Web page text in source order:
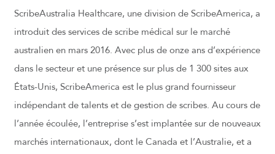
ScribeAustralia Healthcare, une division de ScribeAmerica, a
introduit des services de scribe médical sur le marché
australien en mars 2016. Avec plus de onze ans d’expérience
dans le secteur et une présence sur plus de 1 300 sites aux
États-Unis, ScribeAmerica est le plus grand fournisseur
indépendant de talents et de gestion de scribes. Au cours de
l’année écoulée, l’entreprise s’est implantée sur de nouveaux
marchés internationaux, dont le Canada et l’Australie, et a